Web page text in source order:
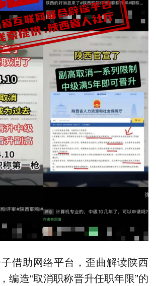
借助网络平台，歪曲解读陕西
编造“取消职称晋升任职年限”的